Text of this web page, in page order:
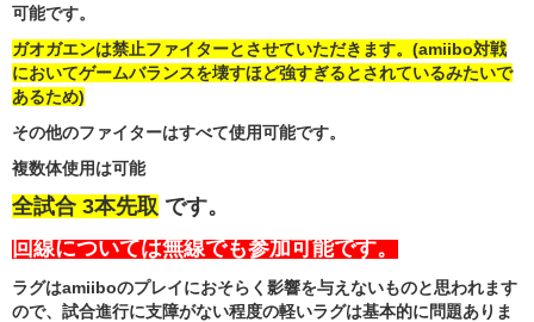
可能です。
ガオガエンは禁止ファイターとさせていただきます。(amiibo対戦
においてゲームバランスを壊すほど強すぎるとされているみたいで
あるため)
その他のファイターはすべて使用可能です。
複数体使用は可能
全試合 3本先取 です。
回線については無線でも参加可能です。
ラグはamiiboのプレイにおそらく影響を与えないものと思われます
ので、 試合進行に支障がない程度の軽いラグは基本的に問題ありま